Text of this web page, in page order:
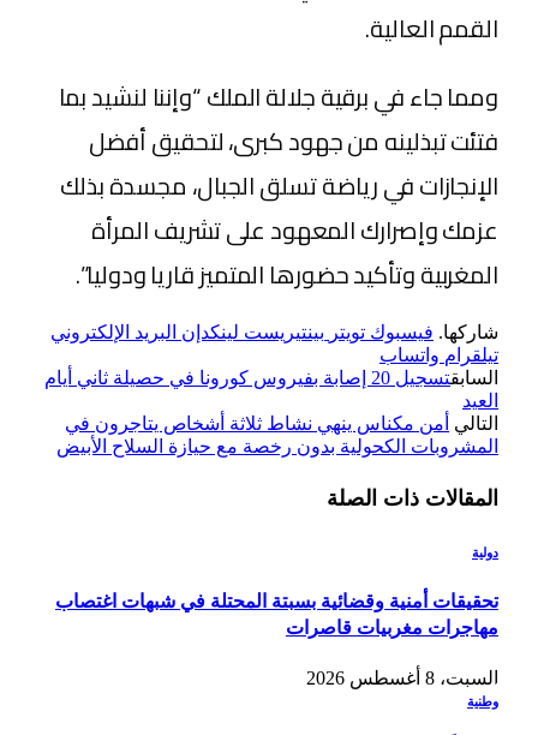
القمم العالية.
ومما جاء في برقية جلالة الملك “وإننا لنشيد بما
فتئت تبذلينه من جهود كبرى، لتحقيق أفضل
الإنجازات في رياضة تسلق الجبال، مجسدة بذلك
عزمك وإصرارك المعهود على تشريف المرأة
المغربية وتأكيد حضورها المتميز قاريا ودوليا”.
شاركها. فيسبوك تويتر بينتيريست لينكدإن البريد الإلكتروني
تيلقرام واتساب
السابق
تسجيل 20 إصابة بفيروس كورونا في حصيلة ثاني أيام
العيد
التالي أمن مكناس ينهي نشاط ثلاثة أشخاص يتاجرون في
المشروبات الكحولية بدون رخصة مع حيازة السلاح الأبيض
المقالات ذات الصلة
دولية
تحقيقات أمنية وقضائية بسبتة المحتلة في شبهات اغتصاب
مهاجرات مغربيات قاصرات
السبت، 8 أغسطس 2026
وطنية